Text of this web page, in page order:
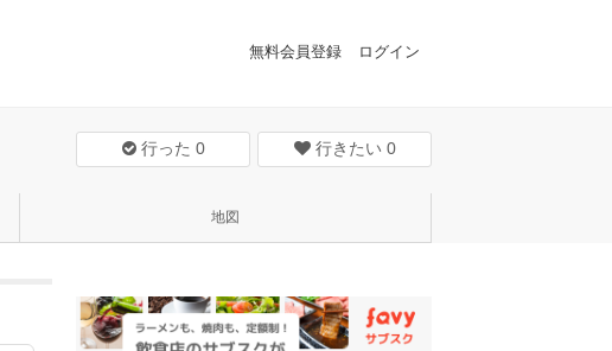
無料会員登録 ログイン
行った 0 行きたい 0
地図